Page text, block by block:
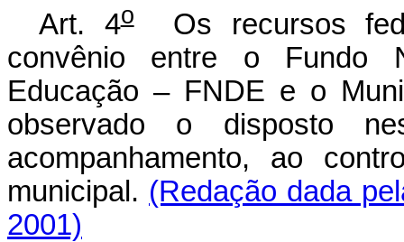
Art. 4oOs recursos
convênio entre o Fundo
Educação – FNDE e o
observado o disposto
acompanhamento, ao
municipal. (Redação dada
2001)